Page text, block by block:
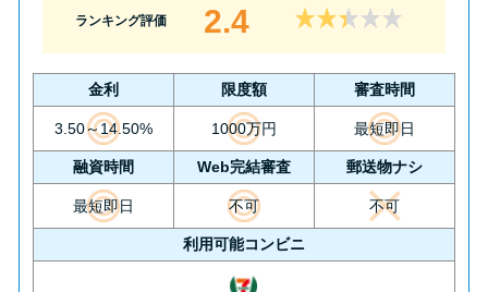
ランキング評価 2.4
金利 限度額 審査時間
3.50～14.50% 1000万円 最短即日
融資時間 Web完結審査 郵送物ナシ
最短即日 不可 不可
利用可能コンビニ